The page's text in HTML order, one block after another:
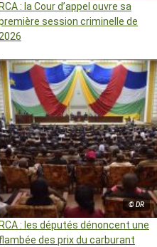
RCA : la Cour d’appel ouvre sa
session criminelle de
© DR
RCA : les députés dénoncent une
flambée des prix du carburant